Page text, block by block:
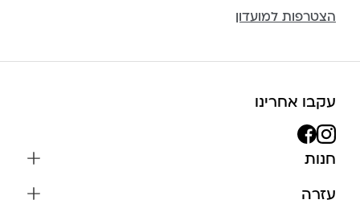
הצטרפות למועדון
עקבו אחרינו
חנות
עזרה